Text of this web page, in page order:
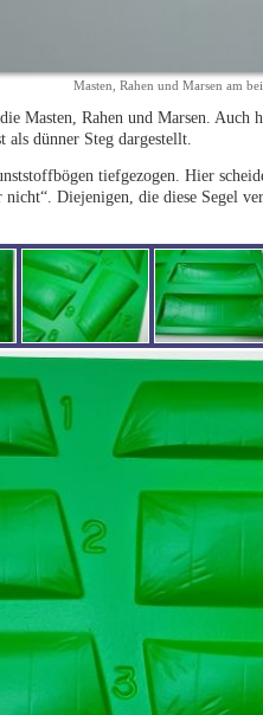
Masten, Rahen und Marsen am
Masten, Rahen und Marsen. Auch
als dünner Steg dargestellt.
tiefgezogen. Hier
nicht“. Diejenigen, die diese Segel